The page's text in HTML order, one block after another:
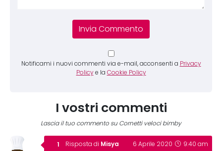
Notificami i nuovi commenti via e-mail, acconsenti a Privacy
Policy e la Cookie Policy
I vostri commenti
Lascia il tuo commento su Cornetti veloci bimby
Risposta di Misya 6 Aprile 2020 9:40 am